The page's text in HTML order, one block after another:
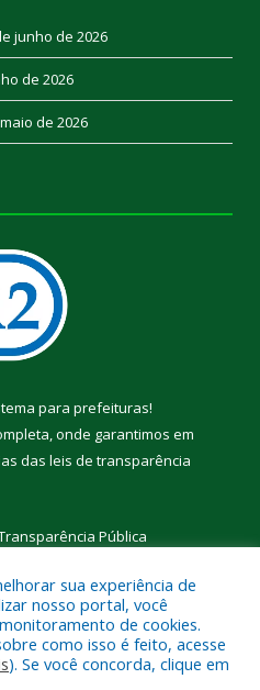
junho de 2026
de 2026
de 2026
para prefeituras!
onde garantimos em
das leis de transparência
Pública
Municipal de Cumaru do
sua experiência de
nosso portal, você
de cookies.
como isso é feito, acesse
). Se você concorda, clique em